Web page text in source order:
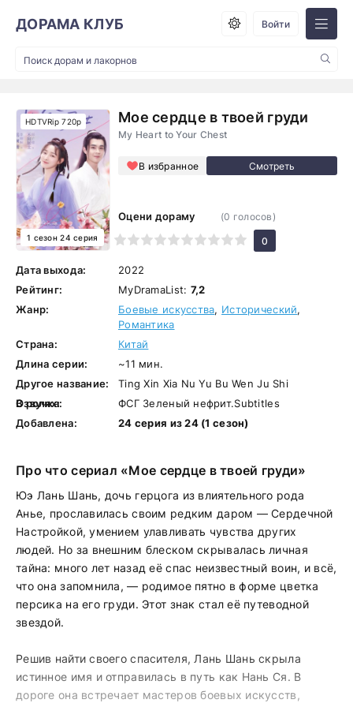
ДОРАМА КЛУБ Войти
Мое сердце в твоей груди
My Heart to Your Chest
В избранное
HDTVRip 720p
1 сезон 24 серия
Оцени дораму
1
2 3 4 5 6 7 8 9 10
(0 голосов)
0
Дата выхода:
2022
Рейтинг:
MyDramaList: 7,2
Жанр:
Боевые искусства, Исторический,
Романтика
Страна:
Китай
Длина серии:
~11 мин.
Другое название:
Ting Xin Xia Nu Yu Bu Wen Ju Shi
В ролях:
Озвучка:
ФСГ Зеленый нефрит.Subtitles
Добавлена:
24 серия из 24 (1 сезон)
Про что сериал «Мое сердце в твоей груди»
Юэ Лань Шань, дочь герцога из влиятельного рода
Анье, прославилась своим редким даром — Сердечной
Настройкой, умением улавливать чувства других
людей. Но за внешним блеском скрывалась личная
тайна: много лет назад её спас неизвестный воин, и всё,
что она запомнила, — родимое пятно в форме цветка
персика на его груди. Этот знак стал её путеводной
звездой.
Решив найти своего спасителя, Лань Шань скрыла
истинное имя и отправилась в путь как Нань Ся. В
дороге она встречает мастеров боевых искусств,